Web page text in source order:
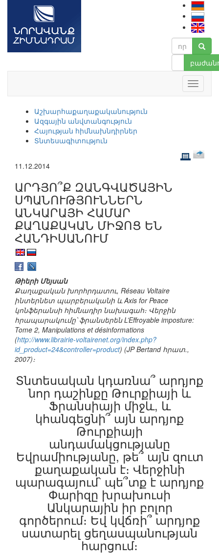
Աշխարհաքաղաքականություն
Ազգային անվտանգություն
Հայության հիմնախնդիրներ
Տնտեսագիտություն
11.12.2014
ԱՐԴՅՈ՞Ք ԶԱՆԳՎԱԾԱՅԻՆ
ՍՊԱՆՈՒԹՅՈՒՆՆԵՐՆ
ԱՆԿԱՐԱՅԻ ՀԱՄԱՐ
ՔԱՂԱՔԱԿԱՆ ՄԻՋՈՑ ԵՆ
ՀԱՆԴԻՍԱՆՈՒՄ
Թիերի Մեյսան
Քաղաքական խորհրդատու, Réseau Voltaire
ինտերնետ պարբերականի և Axis for Peace
կոնֆերանսի հիմնադիր նախագահ։ Վերջին
հրապարակումը՝ ֆրանսերեն L’Effroyable imposture:
Tome 2, Manipulations et désinformations
(http://www.librairie-voltairenet.org/index.php?
id_product=24&controller=product) (JP Bertand հրատ.,
2007)։
Տնտեսական կդառնա՞ արդյոք
նոր դաշինքը Թուրքիայի և
Ֆրանսիայի միջև, և
կհանգեցնի՞ այն արդյոք
Թուրքիայի
անդամակցությանը
Եվրամիությանը, թե՞ այն զուտ
քաղաքական է։ Վերջինի
պարագայում՝ պե՞տք է արդյոք
Փարիզը խրախուսի
Անկարային իր բոլոր
գործերում։ Եվ կվճռի՞ արդյոք
սատարել ցեղասպանության
հարցում։